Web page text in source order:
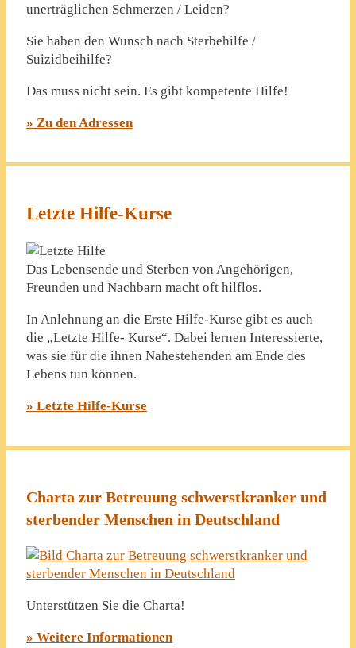
unerträglichen Schmerzen / Leiden?
Sie haben den Wunsch nach Sterbehilfe /
Suizidbeihilfe?
Das muss nicht sein. Es gibt kompetente Hilfe!
» Zu den Adressen
Letzte Hilfe-Kurse
Das Lebensende und Sterben von Angehörigen,
Freunden und Nachbarn macht oft hilflos.
In Anlehnung an die Erste Hilfe-Kurse gibt es auch
die „Letzte Hilfe- Kurse“. Dabei lernen Interessierte,
was sie für die ihnen Nahestehenden am Ende des
Lebens tun können.
» Letzte Hilfe-Kurse
Charta zur Betreuung schwerstkranker und
sterbender Menschen in Deutschland
Unterstützen Sie die Charta!
» Weitere Informationen